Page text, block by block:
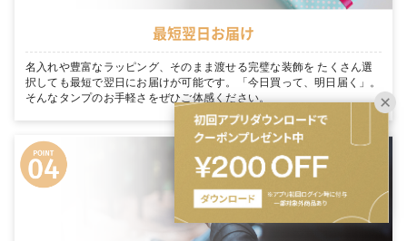
最短翌日お届け
名入れや豊富なラッピング、そのまま渡せる完璧な装飾を たくさん選
択しても最短で翌日にお届けが可能です。「今日買って、明日届く」。
そんなタンプのお手軽さをぜひご体感ください。